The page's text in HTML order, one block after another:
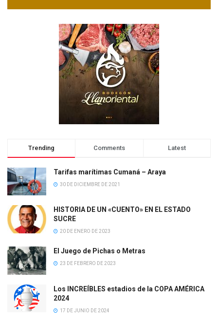
Trending Comments Latest
Tarifas marítimas Cumaná – Araya
30 DE DICIEMBRE DE 2021
HISTORIA DE UN «CUENTO» EN EL ESTADO
SUCRE
20 DE ENERO DE 2023
El Juego de Pichas o Metras
23 DE FEBRERO DE 2023
Los INCREÍBLES estadios de la COPA AMÉRICA
2024
17 DE JUNIO DE 2024